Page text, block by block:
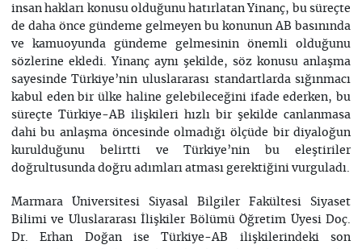
insan hakları konusu olduğunu hatırlatan Yinanç, bu süreçte
de daha önce gündeme gelmeyen bu konunun AB basınında
ve kamuoyunda gündeme gelmesinin önemli olduğunu
sözlerine ekledi. Yinanç aynı şekilde, söz konusu anlaşma
sayesinde Türkiye’nin uluslararası standartlarda sığınmacı
kabul eden bir ülke haline gelebileceğini ifade ederken, bu
süreçte Türkiye-AB ilişkileri hızlı bir şekilde canlanmasa
dahi bu anlaşma öncesinde olmadığı ölçüde bir diyaloğun
kurulduğunu belirtti ve Türkiye’nin bu eleştiriler
doğrultusunda doğru adımları atması gerektiğini vurguladı.
Marmara Üniversitesi Siyasal Bilgiler Fakültesi Siyaset
Bilimi ve Uluslararası İlişkiler Bölümü Öğretim Üyesi Doç.
Dr. Erhan Doğan ise Türkiye-AB ilişkilerindeki son